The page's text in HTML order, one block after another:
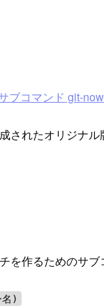
ブコマンド git-
されたオリジナル
を作るためのサブ
)